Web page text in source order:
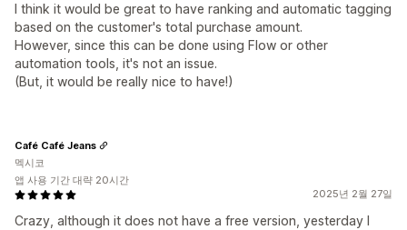
I think it would be great to have ranking and automatic tagging
based on the customer's total purchase amount.
However, since this can be done using Flow or other
automation tools, it's not an issue.
(But, it would be really nice to have!)
2025년 2월 27일
Crazy, although it does not have a free version, yesterday I
Café Café Jeans
멕시코
앱 사용 기간 대략 20시간